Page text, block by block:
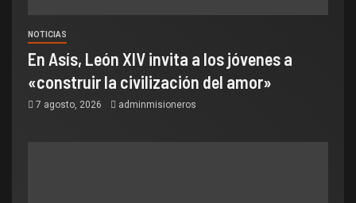
NOTICIAS
En Asís, León XIV invita a los jóvenes a
«construir la civilización del amor»
7 agosto, 2026 adminmisioneros